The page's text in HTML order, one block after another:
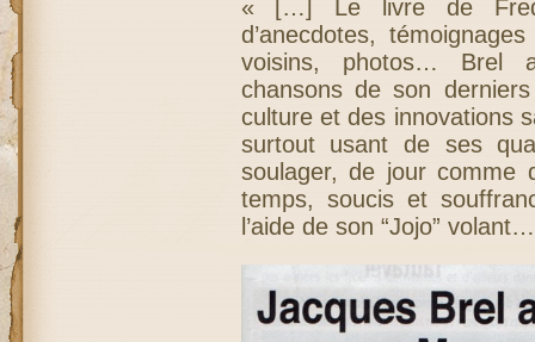
« […] Le livre de Fred
d’anecdotes,
voisins, photos… Brel
chansons de son
culture et des innovations
surtout usant de ses
soulager, de jour comme
temps, soucis et
l’aide de son “Jojo”